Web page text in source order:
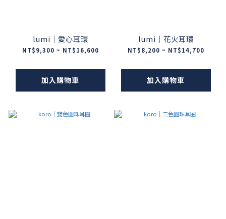
lumi｜愛心耳環
NT$9,300 ~ NT$16,600
加入購物車
lumi｜花火耳環
NT$8,200 ~ NT$14,700
加入購物車